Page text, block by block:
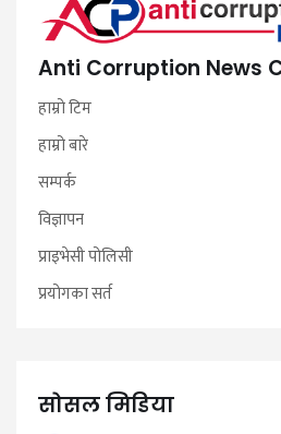
Anti Corruption News
हाम्रो टिम
हाम्रो बारे
सम्पर्क
विज्ञापन
प्राइभेसी पोलिसी
प्रयोगका सर्त
सोसल मिडिया